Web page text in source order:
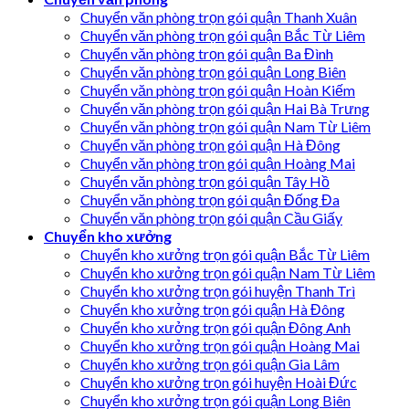
Chuyển văn phòng trọn gói quận Thanh Xuân
Chuyển văn phòng trọn gói quận Bắc Từ Liêm
Chuyển văn phòng trọn gói quận Ba Đình
Chuyển văn phòng trọn gói quận Long Biên
Chuyển văn phòng trọn gói quận Hoàn Kiếm
Chuyển văn phòng trọn gói quận Hai Bà Trưng
Chuyển văn phòng trọn gói quận Nam Từ Liêm
Chuyển văn phòng trọn gói quận Hà Đông
Chuyển văn phòng trọn gói quận Hoàng Mai
Chuyển văn phòng trọn gói quận Tây Hồ
Chuyển văn phòng trọn gói quận Đống Đa
Chuyển văn phòng trọn gói quận Cầu Giấy
Chuyển kho xưởng
Chuyển kho xưởng trọn gói quận Bắc Từ Liêm
Chuyển kho xưởng trọn gói quận Nam Từ Liêm
Chuyển kho xưởng trọn gói huyện Thanh Trì
Chuyển kho xưởng trọn gói quận Hà Đông
Chuyển kho xưởng trọn gói quận Đông Anh
Chuyển kho xưởng trọn gói quận Hoàng Mai
Chuyển kho xưởng trọn gói quận Gia Lâm
Chuyển kho xưởng trọn gói huyện Hoài Đức
Chuyển kho xưởng trọn gói quận Long Biên